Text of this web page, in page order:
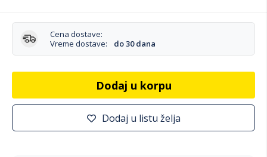
Cena dostave:
Vreme dostave:
do 30 dana
Dodaj u korpu
Dodaj u listu želja